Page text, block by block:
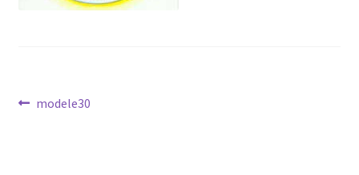
Mandalathèque
Mon compte
Navigation
Article
modele30